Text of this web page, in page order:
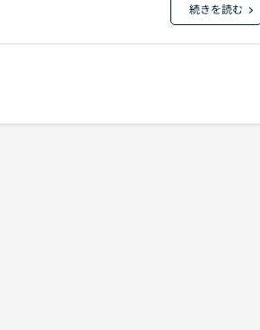
続きを読む